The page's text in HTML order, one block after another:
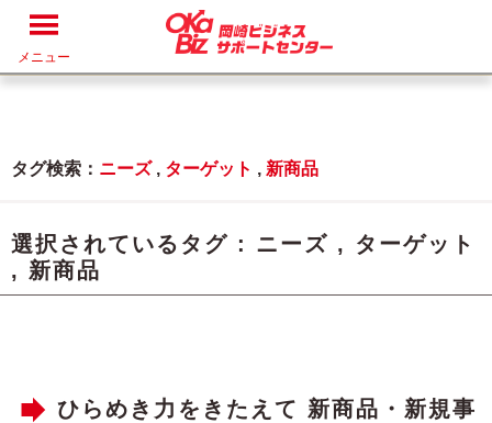
メニュー
タグ検索： ニーズ, ターゲット , 新商品
選択されているタグ : ニーズ , ターゲット
, 新商品
ひらめき力をきたえて 新商品・新規事